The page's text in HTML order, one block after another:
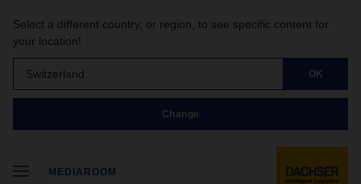
Select a different country, or region, to see specific content for
your location!
Switzerland OK
Change
MEDIAROOM